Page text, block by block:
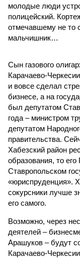
молодые люди
полицейский.
отмечавшему не то
мальчишник…
Сын газового
Карачаево-
и вовсе сделал
бизнесе, а на
был депутатом
года – министром
депутатом
правительства.
Хабезский район
образования, то
Ставропольском
«юриспруденция».
сокурсники лучше
его самого.
Возможно, через
деятелей –
Арашуков – будут
Карачаево-